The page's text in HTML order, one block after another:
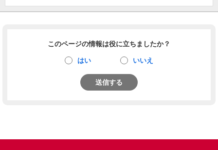
このページの情報は役に立ちましたか？
はい いいえ
送信する